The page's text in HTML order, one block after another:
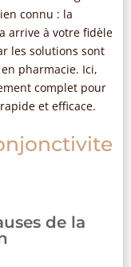
connu : la
arrive à votre fidèle
les solutions sont
pharmacie. Ici,
complet pour
et efficace.
de la